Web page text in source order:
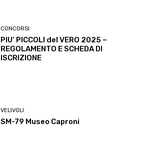
CONCORSI
PIU’ PICCOLI del VERO 2025 –
REGOLAMENTO E SCHEDA DI
ISCRIZIONE
VELIVOLI
SM-79 Museo Caproni